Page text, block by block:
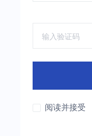
阅读并接受